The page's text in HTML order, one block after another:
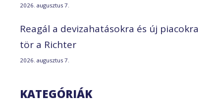
2026. augusztus 7.
Reagál a devizahatásokra és új piacokra
tör a Richter
2026. augusztus 7.
KATEGÓRIÁK